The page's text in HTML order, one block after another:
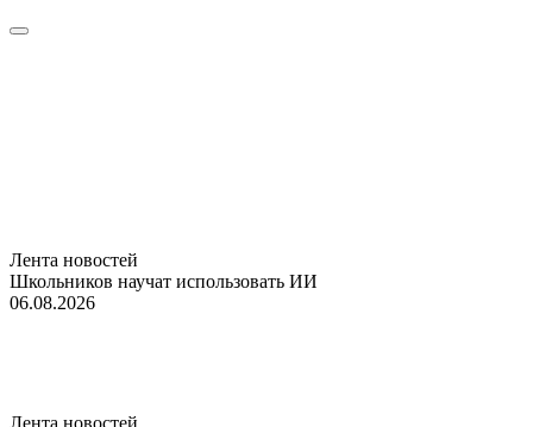
Лента новостей
Школьников научат использовать ИИ
06.08.2026
Лента новостей